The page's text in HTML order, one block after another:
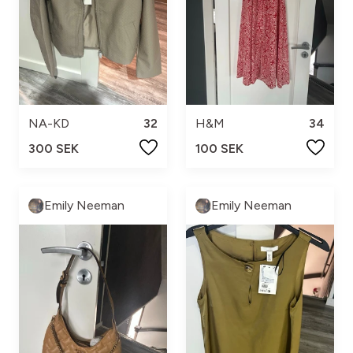
NA-KD
32
300 SEK
H&M
34
100 SEK
Emily Neeman Emily Neeman